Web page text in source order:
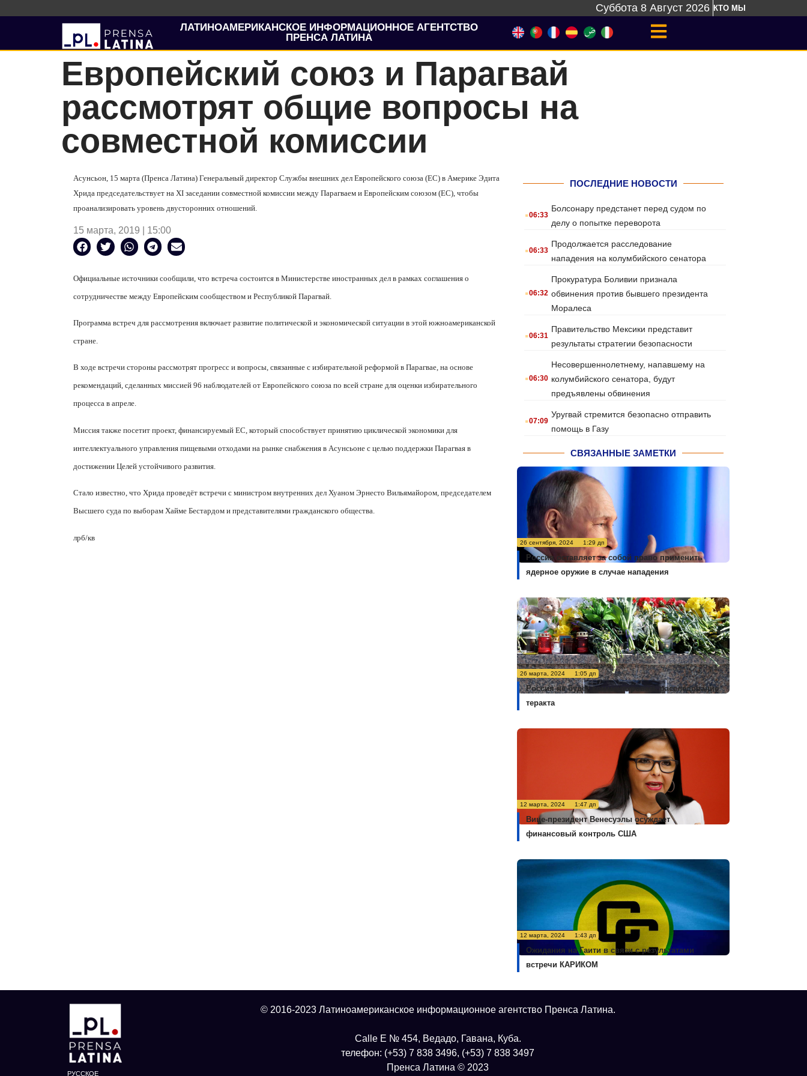
Суббота 8 Август 2026 КТО МЫ
ЛАТИНОАМЕРИКАНСКОЕ ИНФОРМАЦИОННОЕ АГЕНТСТВО
ПРЕНСА ЛАТИНА
Европейский союз и Парагвай
рассмотрят общие вопросы на
совместной комиссии
Асунсьон, 15 марта (Пренса Латина) Генеральный директор Службы внешних дел Европейского союза (ЕС) в Америке Эдита
Хрида председательствует на XI заседании совместной комиссии между Парагваем и Европейским союзом (ЕС), чтобы
проанализировать уровень двусторонних отношений.
15 марта, 2019 | 15:00
Официальные источники сообщили, что встреча состоится в Министерстве иностранных дел в рамках соглашения о
сотрудничестве между Европейским сообществом и Республикой Парагвай.
Программа встреч для рассмотрения включает развитие политической и экономической ситуации в этой южноамериканской
стране.
В ходе встречи стороны рассмотрят прогресс и вопросы, связанные с избирательной реформой в Парагвае, на основе
рекомендаций, сделанных миссией 96 наблюдателей от Европейского союза по всей стране для оценки избирательного
процесса в апреле.
Миссия также посетит проект, финансируемый ЕС, который способствует принятию циклической экономики для
интеллектуального управления пищевыми отходами на рынке снабжения в Асунсьоне с целью поддержки Парагвая в
достижении Целей устойчивого развития.
Стало известно, что Хрида проведёт встречи с министром внутренних дел Хуаном Эрнесто Вильямайором, председателем
Высшего суда по выборам Хайме Бестардом и представителями гражданского общества.
лрб/кв
ПОСЛЕДНИЕ НОВОСТИ
.06:33
Болсонару предстанет перед судом по
делу о попытке переворота
.06:33
Продолжается расследование
нападения на колумбийского сенатора
.06:32
Прокуратура Боливии признала
обвинения против бывшего президента
Моралеса
.06:31
Правительство Мексики представит
результаты стратегии безопасности
.06:30
Несовершеннолетнему, напавшему на
колумбийского сенатора, будут
предъявлены обвинения
.07:09
Уругвай стремится безопасно отправить
помощь в Газу
СВЯЗАННЫЕ ЗАМЕТКИ
26 сентября, 2024 1:29 дп
Россия оставляет за собой право применить
ядерное оружие в случае нападения
26 марта, 2024 1:05 дп
Россия не будет комментировать расследование
теракта
12 марта, 2024 1:47 дп
Вице-президент Венесуэлы осуждает
финансовый контроль США
12 марта, 2024 1:43 дп
Ожидания на Гаити в связи с результатами
встречи КАРИКОМ
РУССКОЕ
© 2016-2023 Латиноамериканское информационное агентство Пренса Латина.
Calle E № 454, Ведадо, Гавана, Куба.
телефон: (+53) 7 838 3496, (+53) 7 838 3497
Пренса Латина © 2023